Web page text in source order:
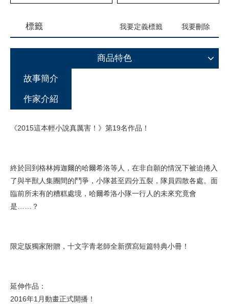
標籤 我要定義標籤 我要刪除
商品特色
故事簡介
作家介紹
《2015這本輕小說真厲害！》第19名作品！
終於回到格林姆迦爾的哈爾希洛等人，在非自願的情況下被迫捲入
了與半獸人集團間的鬥爭，小隊甚至四分五裂，隊員四散各處。面
臨前所未有的糟糕處境，哈爾希洛小隊一行人的未來究竟會
是……？
限定版獨家附贈，十文字青老師全新撰寫短篇特典小冊！
延伸作品：
2016年1月動畫正式開播！